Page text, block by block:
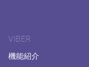
VIBER
機能紹介